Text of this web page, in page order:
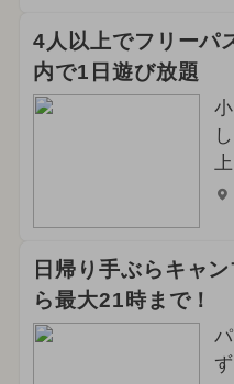
4人以上でフリーパ
内で1日遊び放題
日帰り手ぶらキャ
ら最大21時まで！